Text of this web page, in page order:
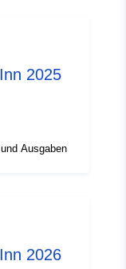
2025
Ausgaben
2026